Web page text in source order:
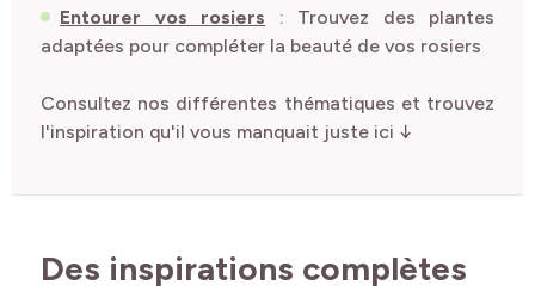
Entourer vos rosiers : Trouvez des plantes
adaptées pour compléter la beauté de vos rosiers
Consultez nos différentes thématiques et trouvez
l'inspiration qu'il vous manquait juste ici ↓
Des inspirations complètes